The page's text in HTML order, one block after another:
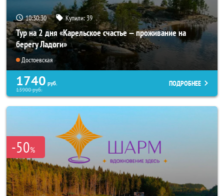
10:30:29 Купили:39
Тур на 2 дня «Карельское счастье — проживание на
берегу Ладоги»
Достоевская
1740 руб.
13900руб.
ПОДРОБНЕЕ
-50%